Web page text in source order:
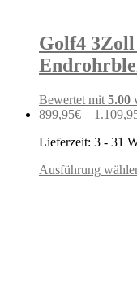
Golf4 3Zoll
Bewertet mit 5.00
899,95€ –
Lieferzeit: 3 - 31
Ausführung